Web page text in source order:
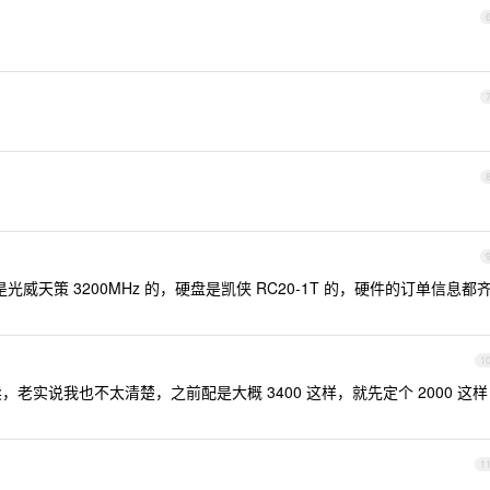
6
7
8
9
威天策 3200MHz 的，硬盘是凯侠 RC20-1T 的，硬件的订单信息都
10
老实说我也不太清楚，之前配是大概 3400 这样，就先定个 2000 这样
11